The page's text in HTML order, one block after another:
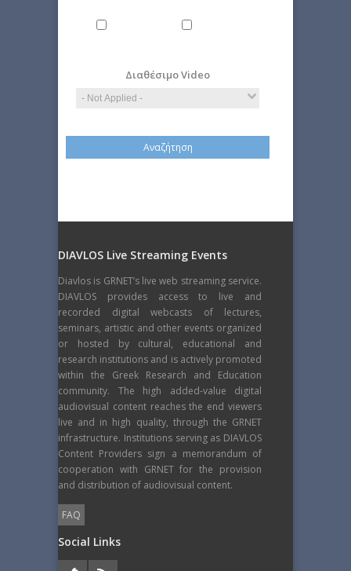
Διαθέσιμο Video
DIAVLOS Live Streaming Events
Diavlos is GRNET’s live web streaming service.
DIAVLOS provides access to live and
recorded digital webcasts of lectures,
seminars, artistic and other events organized
or hosted by cultural, educational and
research institutions and is actively promoted
within the Greek Research and Education
community. The high added-value digital
audiovisual content reaches the end viewers
live and in high quality, through the GRNET
infrastructure. Institutions serving as DIAVLOS
Content Providers sign a memorandum of
cooperation with GRNET for the provision
and distribution of audiovisual content.
FAQ
Social Links